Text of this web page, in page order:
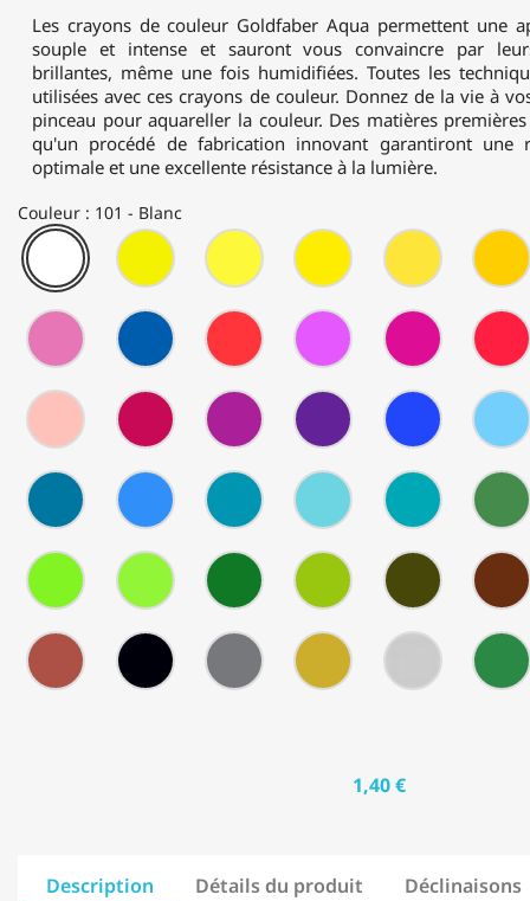
Les crayons de couleur Goldfaber Aqua permettent une
souple et intense et sauront vous convaincre par
brillantes, même une fois humidifiées. Toutes les
utilisées avec ces crayons de couleur. Donnez de la vie à
pinceau pour aquareller la couleur. Des matières
qu'un procédé de fabrication innovant garantiront une
optimale et une excellente résistance à la lumière.
Couleur : 101 - Blanc
101
-
Blanc
104
-
Jaune
Transparent
105
-
Jaune
Cadmium
Clair
-
Jaune
Cadmium
108
-
Jaune
Cadmium
Foncé
-
Magenta
120
-
Ultramarine
121
-
Rouge
Géranium
Clair
-
Fuchsia
125
-
Pourpre
Moyen
-
Clair
133
-
Magenta
134
-
Cramoisi
-
Pourpre
137
-
-
Turquoise
151
-
Héliorougeatre
153
-
Turquoise
Cobalt
-
Turquoise
Cobalt
Clair
156
-
Cobalt
-
Emeraude
166
-
Herbe
167
-
Permanent
Olive
-
Mai
173
-
Jaunâtre
-
Rouge
199
-
233
-
-
251
-
Argent
1,40 €
Description Détails du produit Déclinaisons